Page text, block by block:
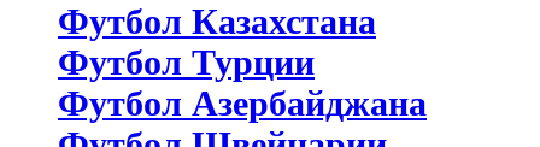
Футбол Казахстана
Футбол Турции
Футбол Азербайджана